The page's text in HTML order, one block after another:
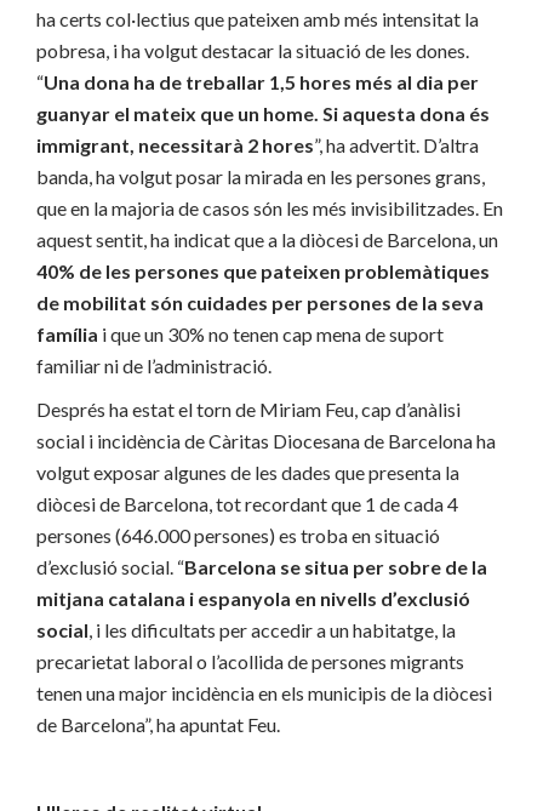
ha certs col·lectius que pateixen amb més intensitat la
pobresa, i ha volgut destacar la situació de les dones.
“Una dona ha de treballar 1,5 hores més al dia per
guanyar el mateix que un home. Si aquesta dona és
immigrant, necessitarà 2 hores”, ha advertit. D’altra
banda, ha volgut posar la mirada en les persones grans,
que en la majoria de casos són les més invisibilitzades. En
aquest sentit, ha indicat que a la diòcesi de Barcelona, un
40% de les persones que pateixen problemàtiques
de mobilitat són cuidades per persones de la seva
família i que un 30% no tenen cap mena de suport
familiar ni de l’administració.
Després ha estat el torn de Miriam Feu, cap d’anàlisi
social i incidència de Càritas Diocesana de Barcelona ha
volgut exposar algunes de les dades que presenta la
diòcesi de Barcelona, tot recordant que 1 de cada 4
persones (646.000 persones) es troba en situació
d’exclusió social. “Barcelona se situa per sobre de la
mitjana catalana i espanyola en nivells d’exclusió
social, i les dificultats per accedir a un habitatge, la
precarietat laboral o l’acollida de persones migrants
tenen una major incidència en els municipis de la diòcesi
de Barcelona”, ha apuntat Feu.